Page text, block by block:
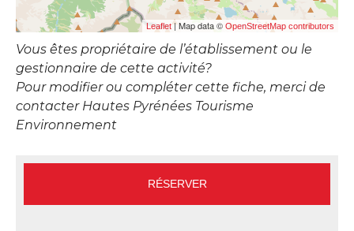
Leaflet| Map data © OpenStreetMap contributors
Vous êtes propriétaire de l’établissement ou le
gestionnaire de cette activité?
Pour modifier ou compléter cette fiche, merci de
contacter Hautes Pyrénées Tourisme
Environnement
RÉSERVER